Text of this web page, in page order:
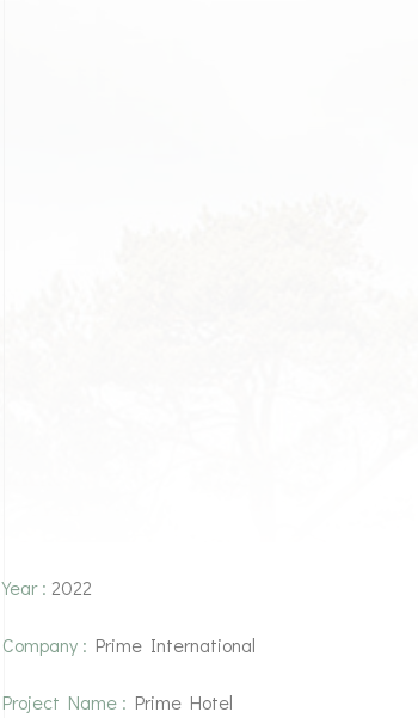
Year : 2022
Company : Prime International
Project Name : Prime Hotel